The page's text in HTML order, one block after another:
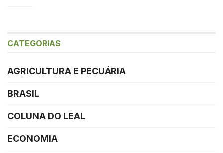
CATEGORIAS
AGRICULTURA E PECUÁRIA
BRASIL
COLUNA DO LEAL
ECONOMIA